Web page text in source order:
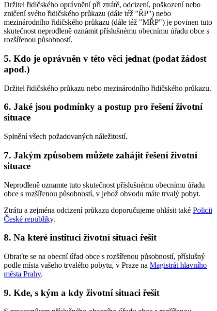
Držitel řidičského oprávnění při ztrátě, odcizení, poškození nebo
zničení svého řidičského průkazu (dále též "ŘP") nebo
mezinárodního řidičského průkazu (dále též "MŘP") je povinen tuto
skutečnost neprodleně oznámit příslušnému obecnímu úřadu obce s
rozšířenou působností.
5. Kdo je oprávněn v této věci jednat (podat žádost
apod.)
Držitel řidičského průkazu nebo mezinárodního řidičského průkazu.
6. Jaké jsou podmínky a postup pro řešení životní
situace
Splnění všech požadovaných náležitostí.
7. Jakým způsobem můžete zahájit řešení životní
situace
Neprodleně oznamte tuto skutečnost příslušnému obecnímu úřadu
obce s rozšířenou působností, v jehož obvodu máte trvalý pobyt.
Ztrátu a zejména odcizení průkazu doporučujeme ohlásit také Policii
České republiky.
8. Na které instituci životní situaci řešit
Obraťte se na obecní úřad obce s rozšířenou působností, příslušný
podle místa vašeho trvalého pobytu, v Praze na Magistrát hlavního
města Prahy.
9. Kde, s kým a kdy životní situaci řešit